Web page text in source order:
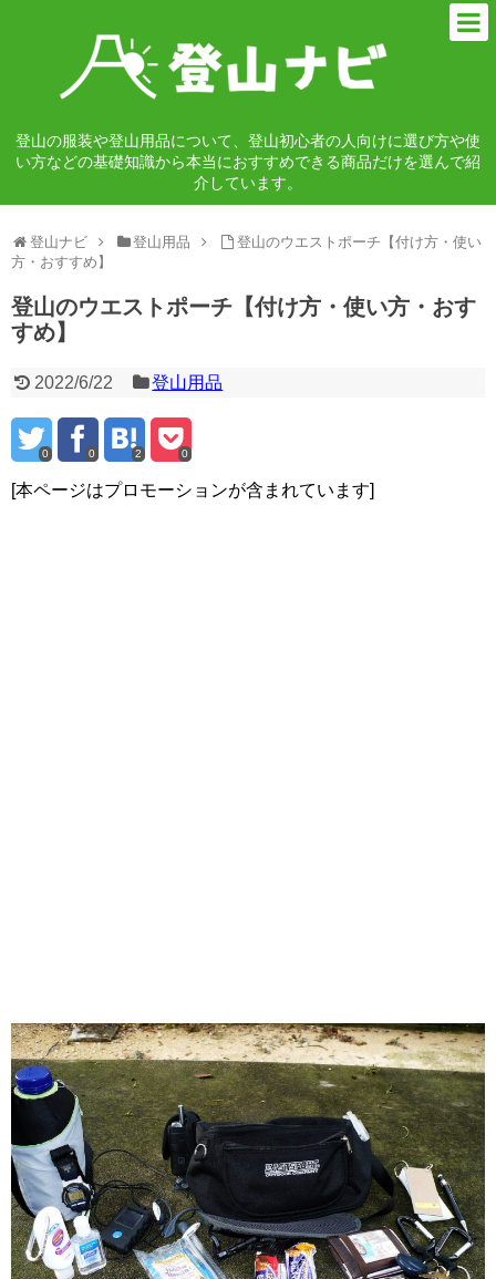
登山の服装や登山用品について、登山初心者の人向けに選び方や使
い方などの基礎知識から本当におすすめできる商品だけを選んで紹
介しています。
登山ナビ 登山用品
登山のウエストポーチ【付け方・使い
方・おすすめ】
登山のウエストポーチ【付け方・使い方・おす
すめ】
2022/6/22 登山用品
0 0 2 0
[本ページはプロモーションが含まれています]